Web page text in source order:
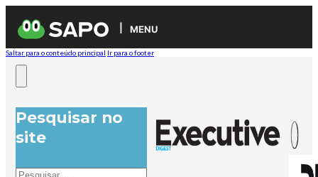
MENU
Saltar para o conteúdo principal Ir para o footer
Pesquisar no
site
Pesquisar